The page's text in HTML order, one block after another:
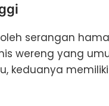
serangan
wereng yang
keduanya